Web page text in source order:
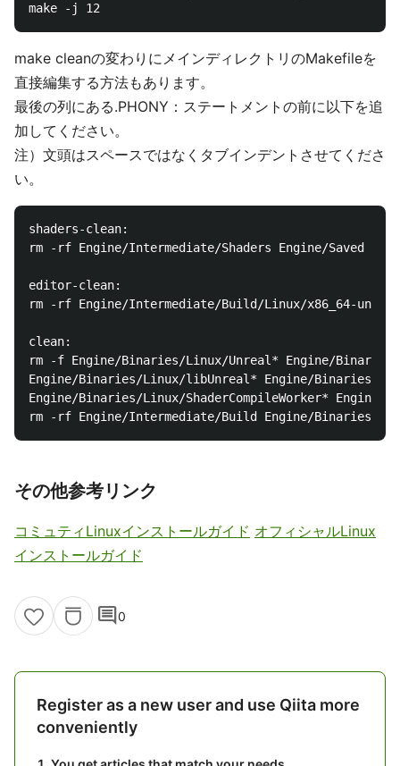
make -j 12
make cleanの変わりにメインディレクトリのMakefileを
直接編集する方法もあります。
最後の列にある.PHONY：ステートメントの前に以下を追
加してください。
注）文頭はスペースではなくタブインデントさせてくださ
い。
shaders-clean:
rm -rf Engine/Intermediate/Shaders Engine/Saved
editor-clean:
rm -rf Engine/Intermediate/Build/Linux/x86_64-
clean:
rm -f Engine/Binaries/Linux/Unreal* Engine/
Engine/Binaries/Linux/libUnreal* Engine/Binaries/
Engine/Binaries/Linux/ShaderCompileWorker*
rm -rf Engine/Intermediate/Build Engine/Binaries/
その他参考リンク
コミュティLinuxインストールガイド オフィシャルLinux
インストールガイド
comment0
Register as a new user and use Qiita more
conveniently